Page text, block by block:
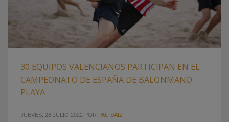
30 EQUIPOS VALENCIANOS PARTICIPAN EN EL
CAMPEONATO DE ESPAÑA DE BALONMANO
PLAYA
JUEVES, 28 JULIO 2022 POR PAU SAIZ